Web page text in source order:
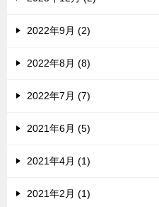
2022年9月 (2)
2022年8月 (8)
2022年7月 (7)
2021年6月 (5)
2021年4月 (1)
2021年2月 (1)